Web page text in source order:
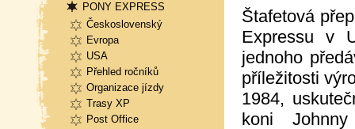
PONY EXPRESS
Československý
Evropa
USA
Přehled ročníků
Organizace jízdy
Trasy XP
Post Office
Štafetová
Expressu v
jednoho
příležitosti
1984,
koni